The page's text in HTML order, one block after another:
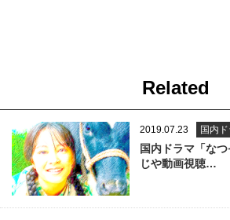
Related
2019.07.23 国内
国内ドラマ「な
じや動画視聴…